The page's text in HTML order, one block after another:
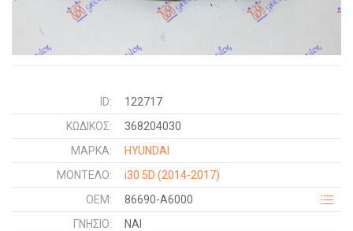
ID:
122717
ΚΩΔΙΚΌΣ:
368204030
ΜΑΡΚΑ:
HYUNDAI
ΜΟΝΤΕΛΟ:
i30 5D (2014-2017)
OEM:
86690-A6000
ΓΝΉΣΙΟ:
ΝΑΙ